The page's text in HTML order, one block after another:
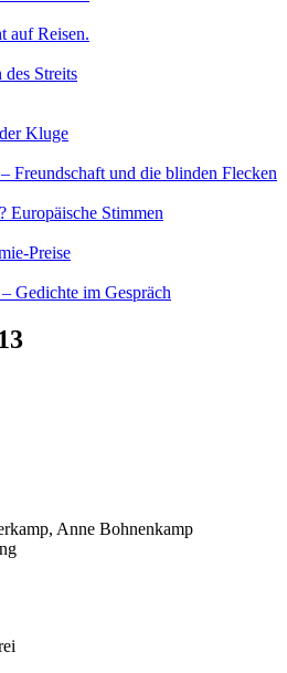
auf Reisen.
Streits
Kluge
Freundschaft und die blinden Flecken
Europäische Stimmen
Preise
Gedichte im Gespräch
Anne Bohnenkamp